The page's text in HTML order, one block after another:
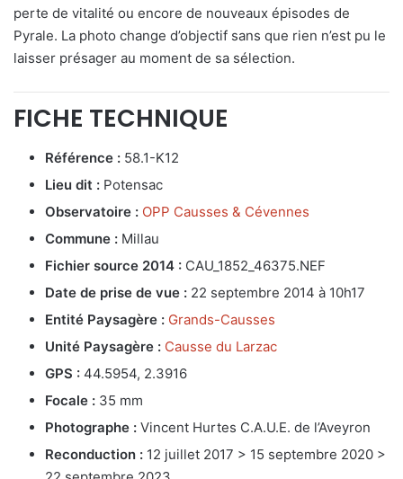
perte de vitalité ou encore de nouveaux épisodes de
Pyrale. La photo change d’objectif sans que rien n’est pu le
laisser présager au moment de sa sélection.
FICHE TECHNIQUE
Référence : 58.1-K12
Lieu dit : Potensac
Observatoire : OPP Causses & Cévennes
Commune : Millau
Fichier source 2014 : CAU_1852_46375.NEF
Date de prise de vue : 22 septembre 2014 à 10h17
Entité Paysagère : Grands-Causses
Unité Paysagère : Causse du Larzac
GPS : 44.5954, 2.3916
Focale : 35 mm
Photographe : Vincent Hurtes C.A.U.E. de l’Aveyron
Reconduction : 12 juillet 2017 > 15 septembre 2020 >